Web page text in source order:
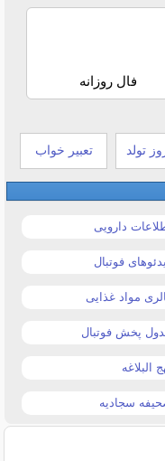
فال روزانه
تولد تعبیر خواب
دارویی
فوتبال
مواد غذایی
پخش فوتبال
البلاغه
سجادیه